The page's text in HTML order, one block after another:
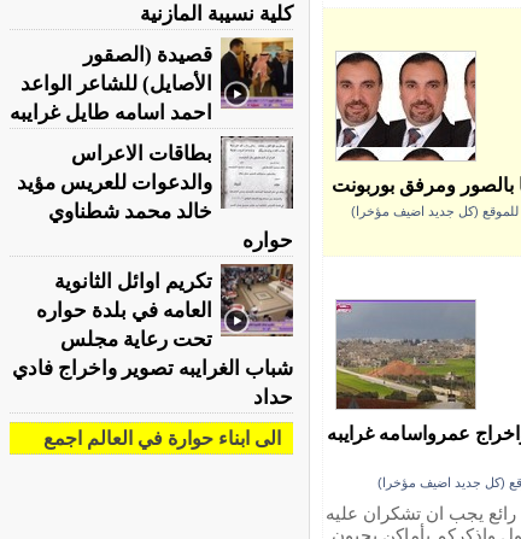
ومرفق بوربونت
للموقع (كل جديد اضيف مؤخرا)
عمرواسامه غرايبه
(كل جديد اضيف مؤخرا)
يجب ان تشكران عليه
واذكركم بأماكن يحبون
كلية نسيبة المازنية
قصيدة (الصقور
الأصايل) للشاعر الواعد
احمد اسامه طايل غرايبه
بطاقات الاعراس
والدعوات للعريس مؤيد
خالد محمد شطناوي
حواره
تكريم اوائل الثانوية
العامه في بلدة حواره
تحت رعاية مجلس
شباب الغرايبه تصوير واخراج فادي
حداد
الى ابناء حوارة في العالم اجمع